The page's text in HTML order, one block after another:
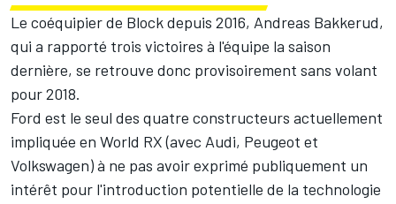
Le coéquipier de Block depuis 2016, Andreas Bakkerud,
qui a rapporté trois victoires à l'équipe la saison
dernière, se retrouve donc provisoirement sans volant
pour 2018.
Ford est le seul des quatre constructeurs actuellement
impliquée en World RX (avec Audi, Peugeot et
Volkswagen) à ne pas avoir exprimé publiquement un
intérêt pour l'introduction potentielle de la technologie